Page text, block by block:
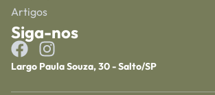
Artigos
Siga-nos
Largo Paula Souza, 30 - Salto/SP